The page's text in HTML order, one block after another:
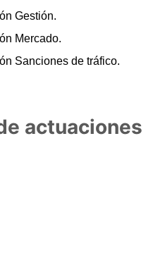
Gestión.
Mercado.
Sanciones de tráfico.
actuaciones